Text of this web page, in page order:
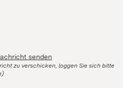
senden
zu verschicken, loggen Sie sich bitte